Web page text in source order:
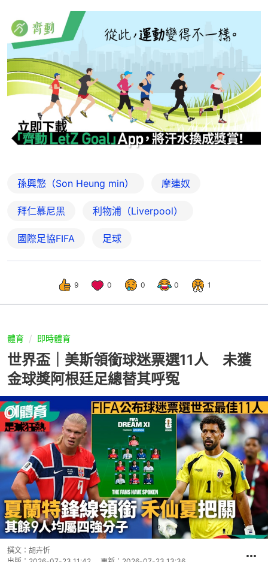
孫興慜（Son Heung min） 摩連奴
拜仁慕尼黑 利物浦（Liverpool）
國際足協FIFA 足球
9 0 0 0 1
體育 即時體育
世界盃｜美斯領銜球迷票選11人 未獲
金球獎阿根廷足總替其呼冤
撰文： 胡卉忻